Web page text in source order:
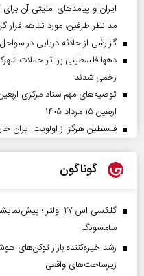
ایران و پیامد‌های امنیتی آن
مد نظر طرفین، مورد تفاهم قرار
گزارشی از حادثه دریایی در
دهها فلسطینی بر اثر حملات
زخمی شدند
توصیه‌های مهم ستاد مرکزی
اربعین ۱۵ مرداد ۱۴۰۵
فلسطین هرگز از اولویت ایران
گوناگون
گلکسی اس ۲۷
سامسونگ
زیرساخت‌های واقعی